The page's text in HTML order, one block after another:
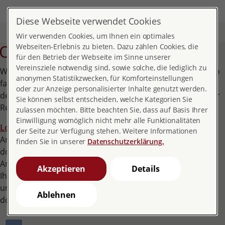
DE MENÜ
Start Beratung Online-Beratung
Online-Beratung
Willkommen bei den digitalen Beratungsangeboten der pro
familia. Bitte klicken Sie auf Ihr Bundesland. Dort finden Sie
detaillierte Informationen über die Online-Beratung in Ihrer
Region.
Login zur Sextra-Mailberatungfür bereits begonnene
Anfragen (bis 30.9.26 noch möglich, neue Anfragen können
dort nicht mehr gestellt werden). Wenn Sie eine neue
Anfrage stellen möchten, registrieren Sie sich bitte neu in
Ihrem Landesverband bzw. in Ihrer Beratungsstelle (s. Liste
unten). Die Zugangsdaten der sextra-Mailberatung gelten
dort nicht.
Diese Webseite verwendet Cookies
Wir verwenden Cookies, um Ihnen ein optimales
Webseiten-Erlebnis zu bieten. Dazu zählen Cookies, die
für den Betrieb der Webseite im Sinne unserer
Vereinsziele notwendig sind, sowie solche, die lediglich zu
anonymen Statistikzwecken, für Komforteinstellungen
oder zur Anzeige personalisierter Inhalte genutzt werden.
Sie können selbst entscheiden, welche Kategorien Sie
zulassen möchten. Bitte beachten Sie, dass auf Basis Ihrer
Einwilligung womöglich nicht mehr alle Funktionalitäten
der Seite zur Verfügung stehen. Weitere Informationen
finden Sie in unserer Datenschutzerklärung.
Akzeptieren Details
Ablehnen